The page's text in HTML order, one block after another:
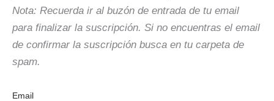
Nota: Recuerda ir al buzón de entrada de tu email
para finalizar la suscripción. Si no encuentras el email
de confirmar la suscripción busca en tu carpeta de
spam.
Email